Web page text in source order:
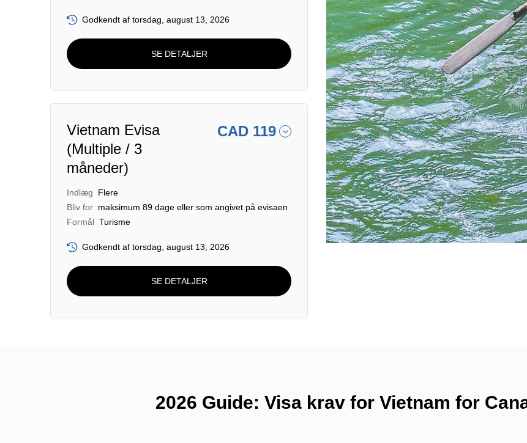
Godkendt af torsdag, august 13, 2026
SE DETALJER
Vietnam Evisa
(Multiple / 3
måneder)
CAD 119
Indlæg
Flere
Bliv for maksimum 89 dage eller som angivet på evisaen
Formål Turisme
Godkendt af torsdag, august 13, 2026
SE DETALJER
2026 Guide: Visa krav for Vietnam for